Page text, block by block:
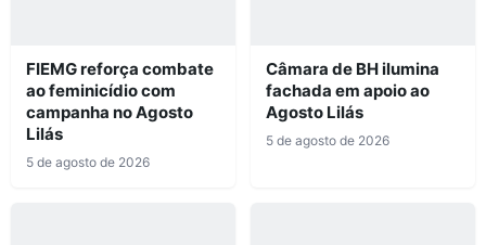
FIEMG reforça combate
ao feminicídio com
campanha no Agosto
Lilás
5 de agosto de 2026
Câmara de BH ilumina
fachada em apoio ao
Agosto Lilás
5 de agosto de 2026